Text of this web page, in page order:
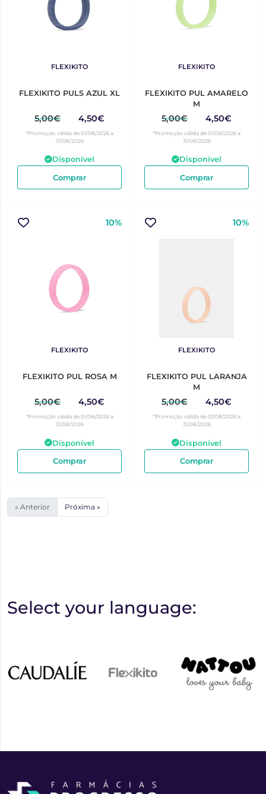
FLEXIKITO
FLEXIKITO PULS AZUL XL
5,00€ 4,50€
*Promoção válida de 01/08/2026 a
31/08/2026
Disponível
Comprar
FLEXIKITO
FLEXIKITO PUL AMARELO
M
5,00€ 4,50€
*Promoção válida de 01/08/2026 a
31/08/2026
Disponível
Comprar
10%
FLEXIKITO
FLEXIKITO PUL ROSA M
5,00€ 4,50€
*Promoção válida de 01/08/2026 a
31/08/2026
Disponível
Comprar
10%
FLEXIKITO
FLEXIKITO PUL LARANJA
M
5,00€ 4,50€
*Promoção válida de 01/08/2026 a
31/08/2026
Disponível
Comprar
« Anterior Próxima »
Select your language: